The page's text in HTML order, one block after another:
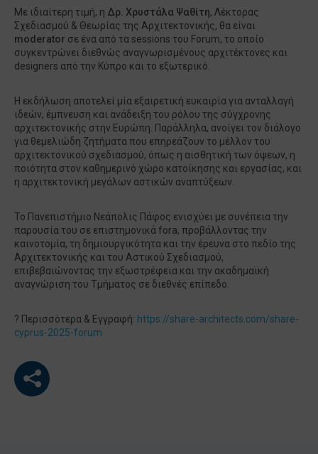
Με ιδιαίτερη τιμή, η Δρ. Χρυστάλα Ψαθίτη, Λέκτορας
Σχεδιασμού & Θεωρίας της Αρχιτεκτονικής, θα είναι
moderator σε ένα από τα sessions του Forum, το οποίο
συγκεντρώνει διεθνώς αναγνωρισμένους αρχιτέκτονες και
designers από την Κύπρο και το εξωτερικό.
Η εκδήλωση αποτελεί μία εξαιρετική ευκαιρία για ανταλλαγή
ιδεών, έμπνευση και ανάδειξη του ρόλου της σύγχρονης
αρχιτεκτονικής στην Ευρώπη. Παράλληλα, ανοίγει τον διάλογο
για θεμελιώδη ζητήματα που επηρεάζουν το μέλλον του
αρχιτεκτονικού σχεδιασμού, όπως η αισθητική των όψεων, η
ποιότητα στον καθημερινό χώρο κατοίκησης και εργασίας, και
η αρχιτεκτονική μεγάλων αστικών αναπτύξεων.
Το Πανεπιστήμιο Νεάπολις Πάφος ενισχύει με συνέπεια την
παρουσία του σε επιστημονικά fora, προβάλλοντας την
καινοτομία, τη δημιουργικότητα και την έρευνα στο πεδίο της
Αρχιτεκτονικής και του Αστικού Σχεδιασμού,
επιβεβαιώνοντας την εξωστρέφεια και την ακαδημαϊκή
αναγνώριση του Τμήματος σε διεθνές επίπεδο.
? Περισσότερα & Εγγραφή: https://share-architects.com/share-
cyprus-2025-forum